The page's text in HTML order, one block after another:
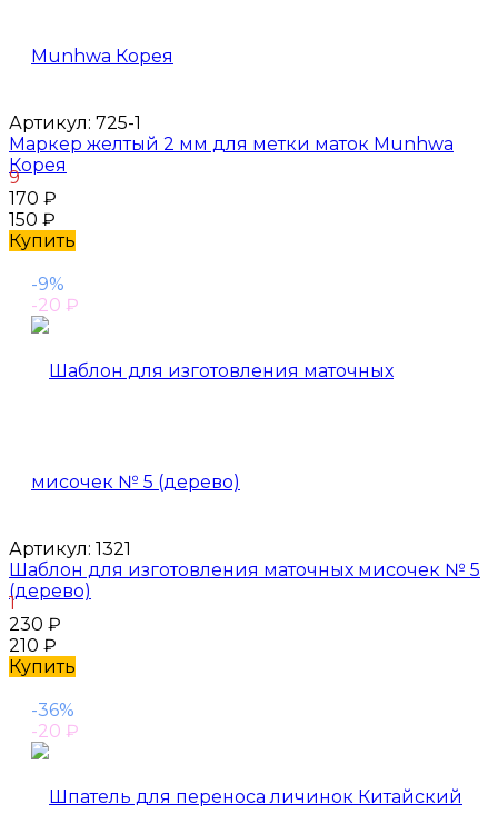
Артикул: 725-1
Маркер желтый 2 мм для метки маток Munhwa
Корея
9
170 ₽
150 ₽
Купить
-9%
-20 ₽
Артикул: 1321
Шаблон для изготовления маточных мисочек № 5
(дерево)
1
230 ₽
210 ₽
Купить
-36%
-20 ₽